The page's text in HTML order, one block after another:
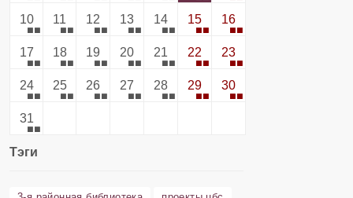
10 11 12 13 14 15 16
17 18 19 20 21 22 23
24 25 26 27 28 29 30
31
Тэги